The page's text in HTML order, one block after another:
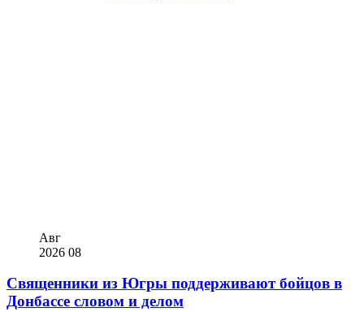
Авг
2026 08
Священники из Югры поддерживают бойцов в
Донбассе словом и делом